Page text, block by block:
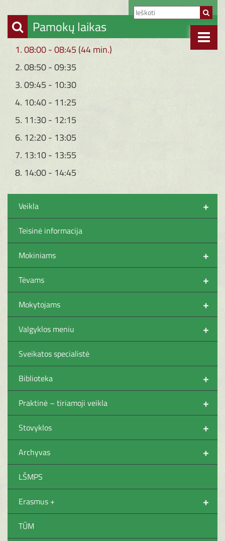
Pamokų laikas
1. 08:00 - 08:45 (44 min.)
2. 08:50 - 09:35
3. 09:45 - 10:30
4. 10:40 - 11:25
5. 11:30 - 12:15
6. 12:20 - 13:05
7. 13:10 - 13:55
8. 14:00 - 14:45
+
Veikla
Teisinė informacija
+
Mokiniams
+
Tėvams
+
Mokytojams
+
Valgyklos meniu
Sveikatos specialistė
+
Biblioteka
+
Praktinė – tiriamoji veikla
+
Stovyklos
+
Archyvas
LŠMPS
+
Erasmus +
TŪM